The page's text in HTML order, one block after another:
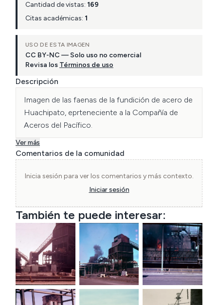
Cantidad de vistas: 169
Citas académicas: 1
USO DE ESTA IMAGEN
CC BY-NC — Solo uso no comercial
Revisa los Términos de uso
Descripción
Imagen de las faenas de la fundición de acero de
Huachipato, eprteneciente a la Compañía de
Aceros del Pacífico.
Ver más
Comentarios de la comunidad
Inicia sesión para ver los comentarios y más contexto.
Iniciar sesión
También te puede interesar: